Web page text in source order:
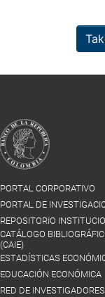
PORTAL CORPORATIVO
PORTAL DE
REPOSITORIO
CATÁLOGO
(CAIE)
ESTADÍSTICAS
EDUCACIÓN ECONÓMICA
RED DE INVESTIGADORES